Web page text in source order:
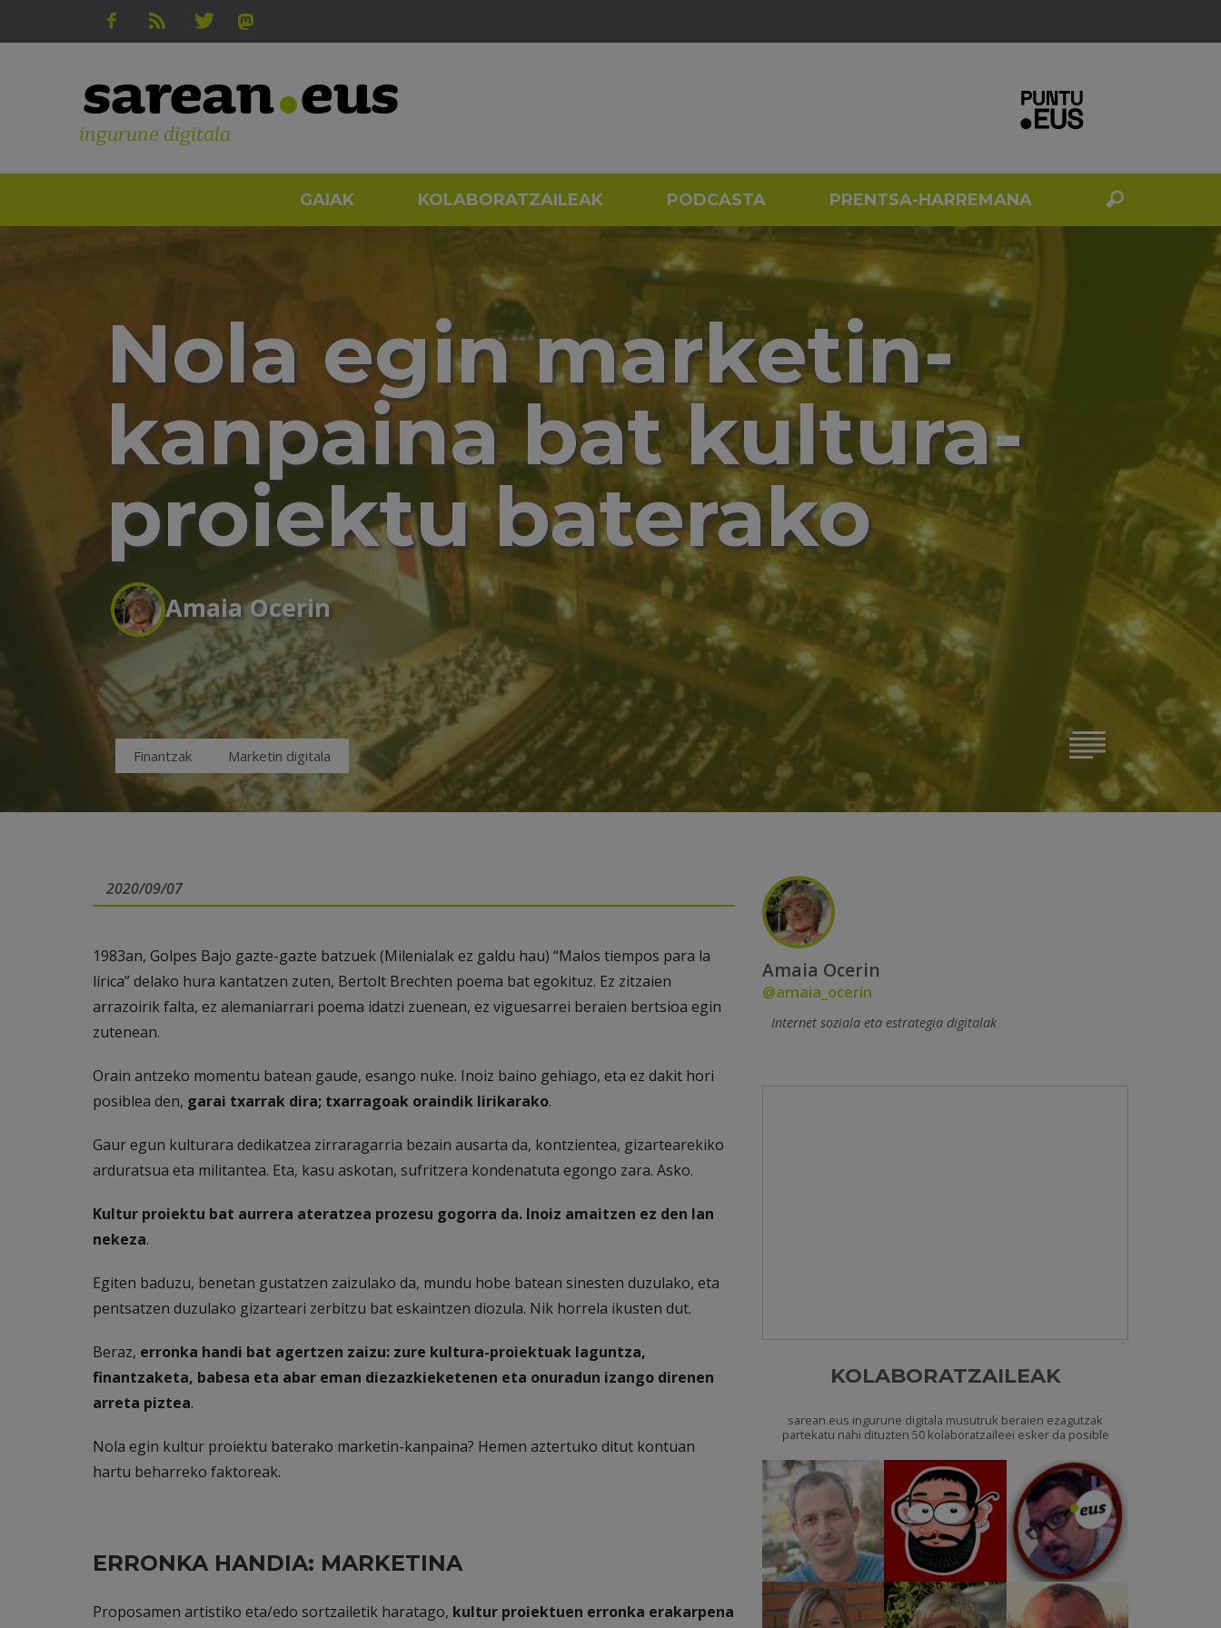
ingurune digitala
GAIAK KOLABORATZAILEAK PODCASTA PRENTSA-HARREMANA
Nola egin marketin-
kanpaina bat kultura-
proiektu baterako
Amaia Ocerin
Finantzak Marketin digitala
2020/09/07
1983an, Golpes Bajo gazte-gazte batzuek (Milenialak ez galdu hau) “Malos tiempos para la
lírica” delako hura kantatzen zuten, Bertolt Brechten poema bat egokituz. Ez zitzaien
arrazoirik falta, ez alemaniarrari poema idatzi zuenean, ez viguesarrei beraien bertsioa egin
zutenean.
Orain antzeko momentu batean gaude, esango nuke. Inoiz baino gehiago, eta ez dakit hori
posiblea den, garai txarrak dira; txarragoak oraindik lirikarako.
Gaur egun kulturara dedikatzea zirraragarria bezain ausarta da, kontzientea, gizartearekiko
arduratsua eta militantea. Eta, kasu askotan, sufritzera kondenatuta egongo zara. Asko.
Kultur proiektu bat aurrera ateratzea prozesu gogorra da. Inoiz amaitzen ez den lan
nekeza.
Egiten baduzu, benetan gustatzen zaizulako da, mundu hobe batean sinesten duzulako, eta
pentsatzen duzulako gizarteari zerbitzu bat eskaintzen diozula. Nik horrela ikusten dut.
Beraz, erronka handi bat agertzen zaizu: zure kultura-proiektuak laguntza,
finantzaketa, babesa eta abar eman diezazkieketenen eta onuradun izango direnen
arreta piztea.
Nola egin kultur proiektu baterako marketin-kanpaina? Hemen aztertuko ditut kontuan
hartu beharreko faktoreak.
ERRONKA HANDIA: MARKETINA
Proposamen artistiko eta/edo sortzailetik haratago, kultur proiektuen erronka erakarpena
Amaia Ocerin
@amaia_ocerin
Internet soziala eta estrategia digitalak
KOLABORATZAILEAK
sarean.eus ingurune digitala musutruk beraien ezagutzak
partekatu nahi dituzten 50 kolaboratzaileei esker da posible